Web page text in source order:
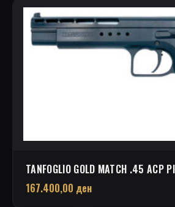
TANFOGLIO GOLD MATCH .45 ACP
167.400,00 ден